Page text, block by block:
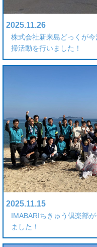
2025.11.26
株式会社新来島どっくが
掃活動を行いました！
2025.11.15
IMABARIちきゅう倶楽部
ました！